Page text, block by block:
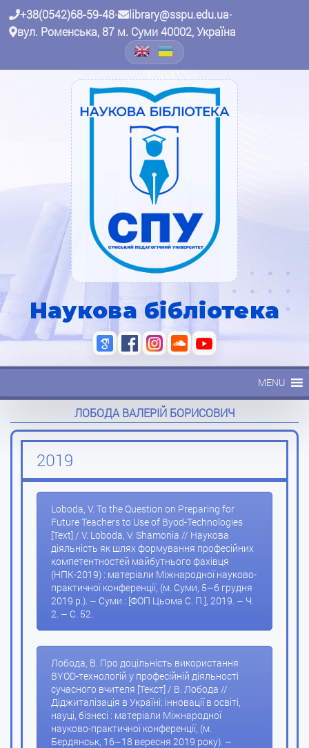
+38(0542)68-59-48• library@sspu.edu.ua•
вул. Роменська, 87 м. Суми 40002, Україна
Наукова бібліотека
MENU
ЛОБОДА ВАЛЕРІЙ БОРИСОВИЧ
2019
Loboda, V. To the Question on Preparing for
Future Teachers to Use of Byod-Technologies
[Теxt] / V. Loboda, V. Shamonia // Наукова
діяльність як шлях формування професійних
компетентностей майбутнього фахівця
(НПК-2019) : матеріали Міжнародної науково-
практичної конференції, (м. Суми, 5–6 грудня
2019 р.). – Суми : [ФОП Цьома С. П.], 2019. – Ч.
2. – С. 52.
Лобода, В. Про доцільність використання
BYOD-технологій у професійній діяльності
сучасного вчителя [Текст] / В. Лобода //
Діджиталізація в Україні: інновації в освіті,
науці, бізнесі : матеріали Міжнародної
науково-практичної конференції, (м.
Бердянськ, 16–18 вересня 2019 року). –